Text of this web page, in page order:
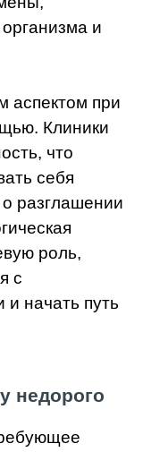
и
аспектом при
Клиники
что
себя
разглашении
роль,
с
начать путь
недорого